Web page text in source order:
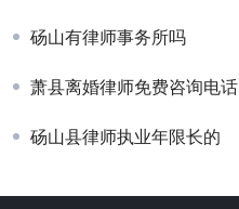
砀山有律师事务所吗
萧县离婚律师免费咨询电话
砀山县律师执业年限长的